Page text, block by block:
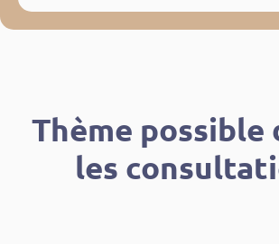
Thème possible
les